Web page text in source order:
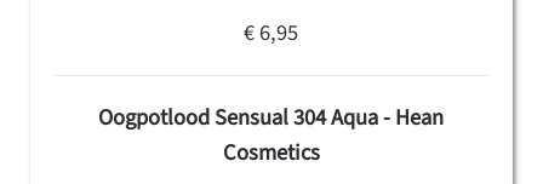
€ 6,95
Oogpotlood Sensual 304 Aqua - Hean
Cosmetics